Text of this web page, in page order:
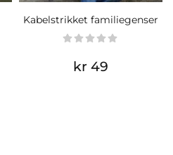
Kabelstrikket familiegenser
kr 49